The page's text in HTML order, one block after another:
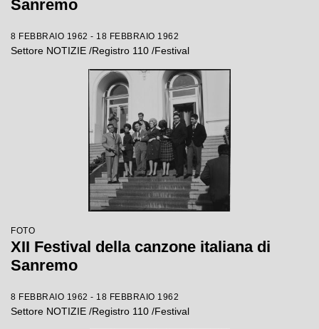
Sanremo
8 FEBBRAIO 1962 - 18 FEBBRAIO 1962
Settore NOTIZIE /Registro 110 /Festival
FOTO
XII Festival della canzone italiana di
Sanremo
8 FEBBRAIO 1962 - 18 FEBBRAIO 1962
Settore NOTIZIE /Registro 110 /Festival